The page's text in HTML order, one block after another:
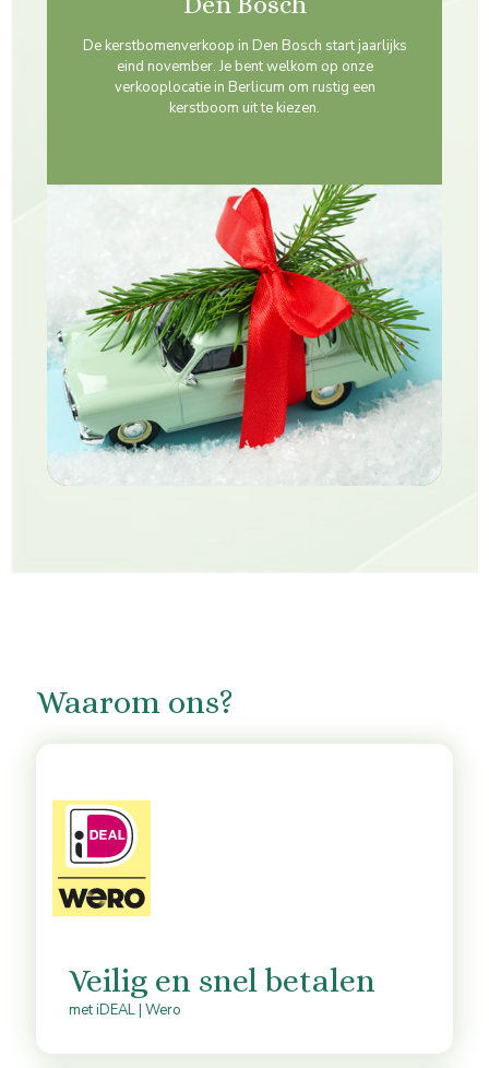
De kerstbomenverkoop in Den Bosch start jaarlijks
eind november. Je bent welkom op onze
verkooplocatie in Berlicum om rustig een
kerstboom uit te kiezen.
Waarom ons?
Veilig en snel betalen
met iDEAL | Wero